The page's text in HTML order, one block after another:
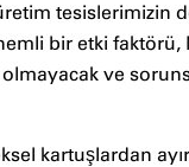
tesislerimizin
bir etki
olmayacak ve
kartuşlardan